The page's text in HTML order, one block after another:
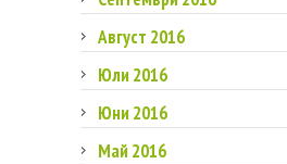
Август 2016
Юли 2016
Юни 2016
Май 2016